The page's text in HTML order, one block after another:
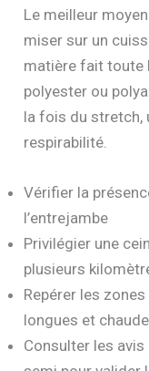
Le meilleur
miser sur un
matière fait toute
polyester ou
la fois du stretch,
respirabilité.
Vérifier la
l’entrejambe
Privilégier une
plusieurs
Repérer les
longues et
Consulter les